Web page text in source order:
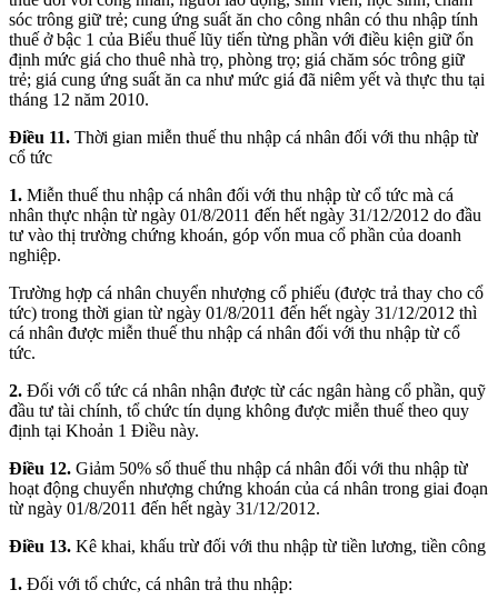
sóc trông giữ trẻ; cung ứng suất ăn cho công nhân có thu nhập tính
thuế ở bậc 1 của Biểu thuế lũy tiến từng phần với điều kiện giữ ổn
định mức giá cho thuê nhà trọ, phòng trọ; giá chăm sóc trông giữ
trẻ; giá cung ứng suất ăn ca như mức giá đã niêm yết và thực thu tại
tháng 12 năm 2010.
Điều 11. Thời gian miễn thuế thu nhập cá nhân đối với thu nhập từ
cổ tức
1. Miễn thuế thu nhập cá nhân đối với thu nhập từ cổ tức mà cá
nhân thực nhận từ ngày 01/8/2011 đến hết ngày 31/12/2012 do đầu
tư vào thị trường chứng khoán, góp vốn mua cổ phần của doanh
nghiệp.
Trường hợp cá nhân chuyển nhượng cổ phiếu (được trả thay cho cổ
tức) trong thời gian từ ngày 01/8/2011 đến hết ngày 31/12/2012 thì
cá nhân được miễn thuế thu nhập cá nhân đối với thu nhập từ cổ
tức.
2. Đối với cổ tức cá nhân nhận được từ các ngân hàng cổ phần, quỹ
đầu tư tài chính, tổ chức tín dụng không được miễn thuế theo quy
định tại Khoản 1 Điều này.
Điều 12. Giảm 50% số thuế thu nhập cá nhân đối với thu nhập từ
hoạt động chuyển nhượng chứng khoán của cá nhân trong giai đoạn
từ ngày 01/8/2011 đến hết ngày 31/12/2012.
Điều 13. Kê khai, khấu trừ đối với thu nhập từ tiền lương, tiền công
1. Đối với tổ chức, cá nhân trả thu nhập: